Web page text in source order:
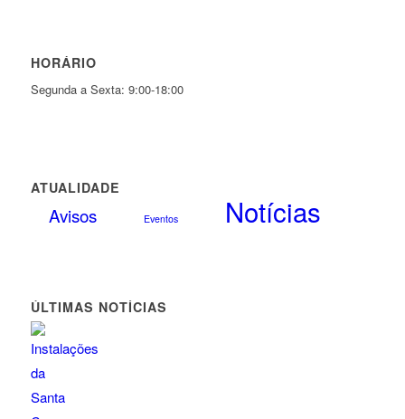
HORÁRIO
Segunda a Sexta: 9:00-18:00
ATUALIDADE
Avisos Eventos Notícias
ÚLTIMAS NOTÍCIAS